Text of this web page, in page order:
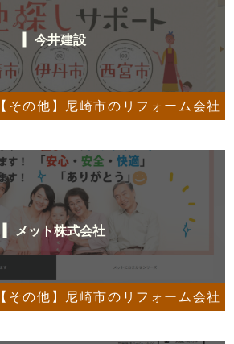
【その他】尼崎市のリフォーム会社
今井建設
【その他】尼崎市のリフォーム会社
メット株式会社